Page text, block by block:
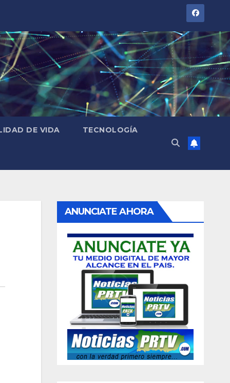
DE VIDA TECNOLOGÍA
ANUNCIATE AHORA